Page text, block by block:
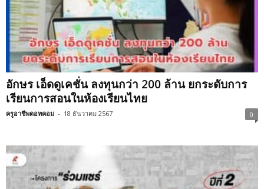
อักษร เอ็ดดูเคชั่น ลงทุนกว่า 200 ล้าน ยกระดับการ
เรียนการสอนในห้องเรียนไทย
ครูอาชีพดอทคอม - 18 ธันวาคม 2567 0